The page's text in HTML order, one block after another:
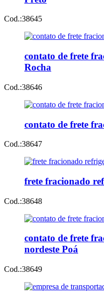
Cod.:38645
contato de frete
Rocha
Cod.:38646
contato de frete
Cod.:38647
frete fracionado
Cod.:38648
contato de frete
nordeste Poá
Cod.:38649